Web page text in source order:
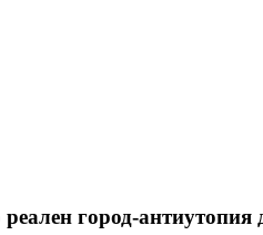
город-